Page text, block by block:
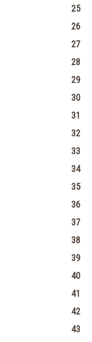
25
26
27
28
29
30
31
32
33
34
35
36
37
38
39
40
41
42
43